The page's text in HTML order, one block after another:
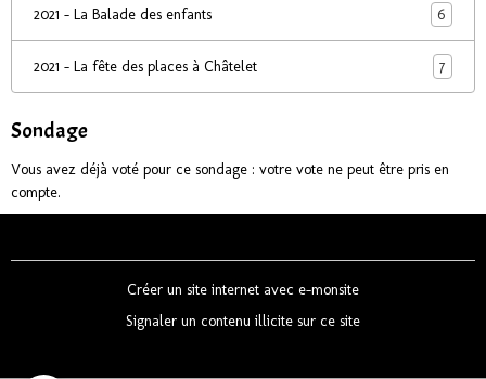
2021 - La Balade des enfants 6
2021 - La fête des places à Châtelet 7
Sondage
Vous avez déjà voté pour ce sondage : votre vote ne peut être pris en
compte.
Créer un site internet avec e-monsite
Signaler un contenu illicite sur ce site